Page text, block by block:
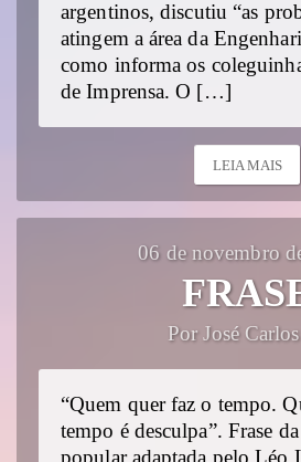
argentinos, discutiu “as
atingem a área da
como informa os
de Imprensa. O […]
LEIA MAIS
06 de novembro
Por José
“Quem quer faz o tempo.
tempo é desculpa”. Frase
popular adaptada pelo Léo